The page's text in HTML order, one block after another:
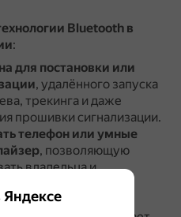
Bluetooth в
:
для постановки или
, удалённого запуска
трекинга и даже
прошивки сигнализации.
телефон или умные
, позволяющую
владельца и
руки».
: при приближении к
Яндексе